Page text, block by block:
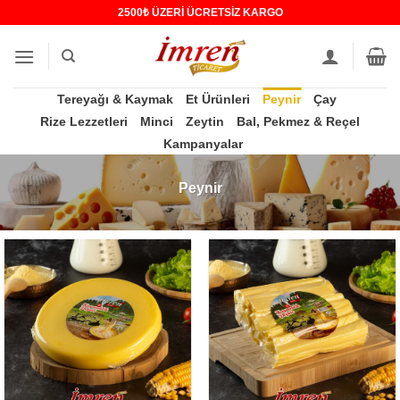
2500₺ ÜZERİ ÜCRETSİZ KARGO
Tereyağı & Kaymak Et Ürünleri Peynir
Çay
Rize Lezzetleri
Minci Zeytin
Bal, Pekmez & Reçel
Kampanyalar
Peynir